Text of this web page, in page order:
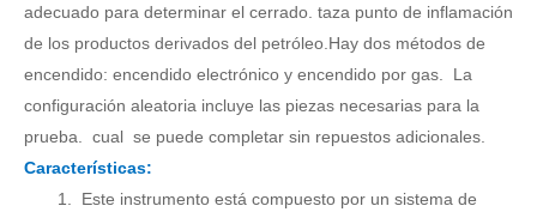
adecuado para determinar el cerrado. taza punto de inflamación
de los productos derivados del petróleo.Hay dos métodos de
encendido: encendido electrónico y encendido por gas.
La
configuración aleatoria incluye las piezas necesarias para la
prueba.
cual se puede completar sin repuestos adicionales.
Características:
1. Este instrumento está compuesto por un sistema de